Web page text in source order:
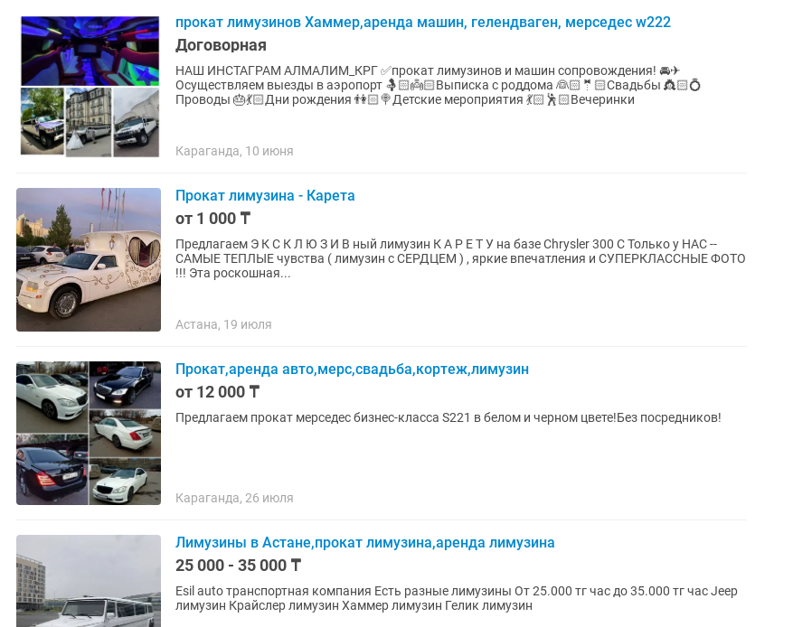
прокат лимузинов Хаммер,аренда машин, гелендваген, мерседес w222
Договорная
НАШ ИНСТАГРАМ АЛМАЛИМ_КРГ ✅прокат лимузинов и машин сопровождения! 🚘✈
Осуществляем выезды в аэропорт 🤱🏻👼🏻Выписка с роддома 👰🏻🤵🏻Свадьбы 👸🏻💍
Проводы 🎂💃🏻Дни рождения 👫🏻🍭Детские мероприятия 💃🏻🕺🏻Вечеринки
Караганда, 10 июня
Прокат лимузина - Карета
от 1 000 ₸
Предлагаем Э К С К Л Ю З И В ный лимузин К А Р Е Т У на базе Chrysler 300 C Только у НАС --
САМЫЕ ТЕПЛЫЕ чувства ( лимузин с СЕРДЦЕМ ) , яркие впечатления и СУПЕРКЛАССНЫЕ ФОТО
!!! Эта роскошная...
Астана, 19 июля
Прокат,аренда авто,мерс,свадьба,кортеж,лимузин
от 12 000 ₸
Предлагаем прокат мерседес бизнес-класса S221 в белом и черном цвете!Без посредников!
Караганда, 26 июля
Лимузины в Астане,прокат лимузина,аренда лимузина
25 000 - 35 000 ₸
Esil auto транспортная компания Есть разные лимузины От 25.000 тг час до 35.000 тг час Jeep
лимузин Крайслер лимузин Хаммер лимузин Гелик лимузин